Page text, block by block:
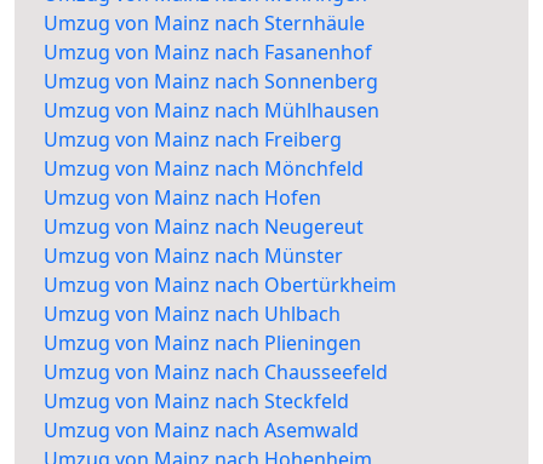
Umzug von Mainz nach Sternhäule
Umzug von Mainz nach Fasanenhof
Umzug von Mainz nach Sonnenberg
Umzug von Mainz nach Mühlhausen
Umzug von Mainz nach Freiberg
Umzug von Mainz nach Mönchfeld
Umzug von Mainz nach Hofen
Umzug von Mainz nach Neugereut
Umzug von Mainz nach Münster
Umzug von Mainz nach Obertürkheim
Umzug von Mainz nach Uhlbach
Umzug von Mainz nach Plieningen
Umzug von Mainz nach Chausseefeld
Umzug von Mainz nach Steckfeld
Umzug von Mainz nach Asemwald